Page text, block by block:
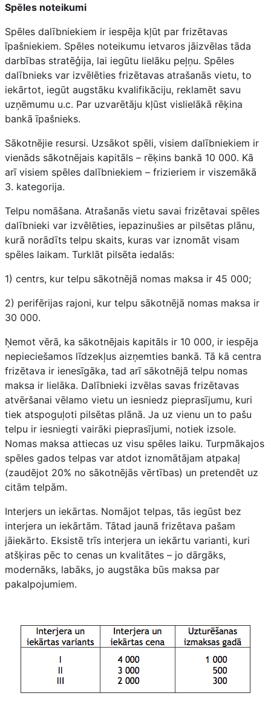
Spēles noteikumi
Spēles dalībniekiem ir iespēja kļūt par frizētavas
īpašniekiem. Spēles noteikumu ietvaros jāizvēlas tāda
darbības stratēģija, lai iegūtu lielāku peļņu. Spēles
dalībnieks var izvēlēties frizētavas atrašanās vietu, to
iekārtot, iegūt augstāku kvalifikāciju, reklamēt savu
uzņēmumu u.c. Par uzvarētāju kļūst vislielākā rēķina
bankā īpašnieks.
Sākotnējie resursi. Uzsākot spēli, visiem dalībniekiem ir
vienāds sākotnējais kapitāls – rēķins bankā 10 000. Kā
arī visiem spēles dalībniekiem – frizieriem ir viszemākā
3. kategorija.
Telpu nomāšana. Atrašanās vietu savai frizētavai spēles
dalībnieki var izvēlēties, iepazinušies ar pilsētas plānu,
kurā norādīts telpu skaits, kuras var iznomāt visam
spēles laikam. Turklāt pilsēta iedalās:
1) centrs, kur telpu sākotnējā nomas maksa ir 45 000;
2) perifērijas rajoni, kur telpu sākotnējā nomas maksa ir
30 000.
Ņemot vērā, ka sākotnējais kapitāls ir 10 000, ir iespēja
nepieciešamos līdzekļus aizņemties bankā. Tā kā centra
frizētava ir ienesīgāka, tad arī sākotnējā telpu nomas
maksa ir lielāka. Dalībnieki izvēlas savas frizētavas
atvēršanai vēlamo vietu un iesniedz pieprasījumu, kuri
tiek atspoguļoti pilsētas plānā. Ja uz vienu un to pašu
telpu ir iesniegti vairāki pieprasījumi, notiek izsole.
Nomas maksa attiecas uz visu spēles laiku. Turpmākajos
spēles gados telpas var atdot iznomātājam atpakaļ
(zaudējot 20% no sākotnējās vērtības) un pretendēt uz
citām telpām.
Interjers un iekārtas. Nomājot telpas, tās iegūst bez
interjera un iekārtām. Tātad jaunā frizētava pašam
jāiekārto. Eksistē trīs interjera un iekārtu varianti, kuri
atšķiras pēc to cenas un kvalitātes – jo dārgāks,
modernāks, labāks, jo augstāka būs maksa par
pakalpojumiem.